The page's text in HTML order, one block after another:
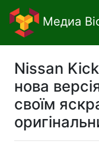
Медиа
Nissan
нова
своїм